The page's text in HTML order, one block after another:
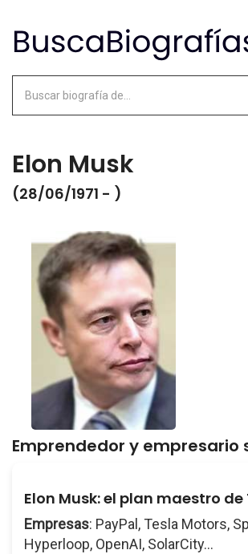
Elon Musk
(28/06/1971 - )
Emprendedor y empresario
Elon Musk: el plan maestro de
Empresas: PayPal, Tesla Motors,
Hyperloop, OpenAI, SolarCity...